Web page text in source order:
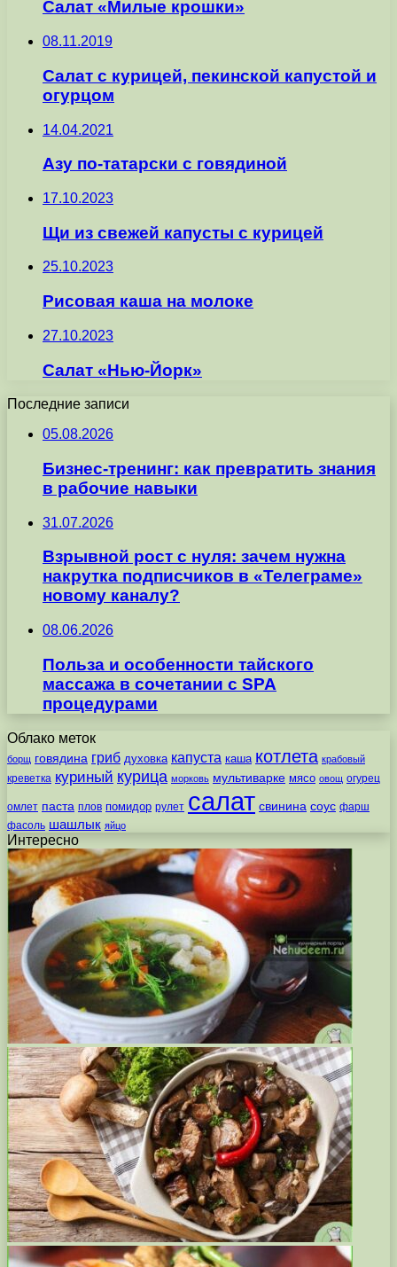
Салат «Милые крошки»
08.11.2019
Салат с курицей, пекинской капустой и
огурцом
14.04.2021
Азу по-татарски с говядиной
17.10.2023
Щи из свежей капусты с курицей
25.10.2023
Рисовая каша на молоке
27.10.2023
Салат «Нью-Йорк»
Последние записи
05.08.2026
Бизнес-тренинг: как превратить знания
в рабочие навыки
31.07.2026
Взрывной рост с нуля: зачем нужна
накрутка подписчиков в «Телеграме»
новому каналу?
08.06.2026
Польза и особенности тайского
массажа в сочетании с SPA
процедурами
Облако меток
борщ говядина гриб духовка капуста каша котлета крабовый
креветка куриный курица морковь мультиварке мясо овощ огурец
омлет паста плов помидор рулет салат свинина соус фарш
фасоль шашлык яйцо
Интересно